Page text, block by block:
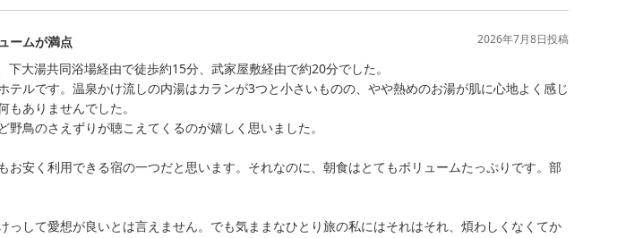
ームが満点 2026年7月8日投稿
下大湯共同浴場経由で徒歩約15分、武家屋敷経由で約20分でした。
テルです。温泉かけ流しの内湯はカランが3つと小さいものの、やや熱めのお湯が肌に心地よく感じ
もありませんでした。
鳥のさえずりが聴こえてくるのが嬉しく思いました。
お安く利用できる宿の一つだと思います。それなのに、朝食はとてもボリュームたっぷりです。部
っして愛想が良いとは言えません。でも気ままなひとり旅の私にはそれはそれ、煩わしくなくてか